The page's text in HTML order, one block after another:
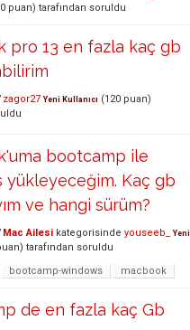
puan) tarafından soruldu
pro 13 en fazla kaç gb
zagor27 Yeni Kullanıcı (120 puan)
bootcamp ile
yükleyeceğim. Kaç gb
ve hangi sürüm?
Mac Ailesi kategorisinde youseeb_
Yeni
tarafından soruldu
bootcamp-windows macbook
de en fazla kaç Gb